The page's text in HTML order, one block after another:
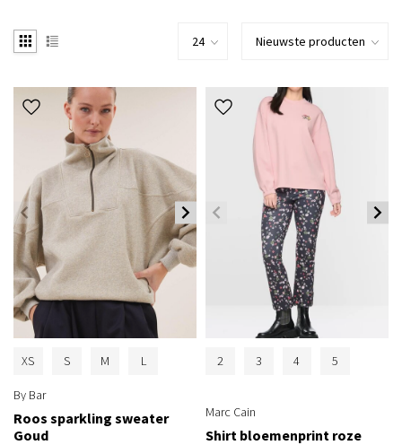
XS S M L
By Bar
Roos sparkling sweater
Goud
2 3 4 5
Marc Cain
Shirt bloemenprint roze